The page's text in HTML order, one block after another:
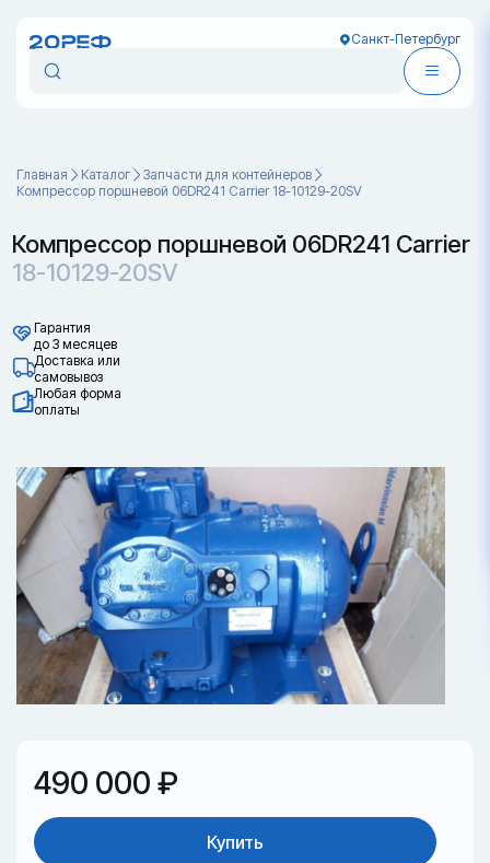
Санкт-Петербург
Главная Каталог
Запчасти для контейнеров
Компрессор поршневой 06DR241 Carrier 18-10129-20SV
Компрессор поршневой 06DR241 Carrier
18-10129-20SV
Гарантия
до 3 месяцев
Доставка или
самовывоз
Любая форма
оплаты
490 000 ₽
Купить